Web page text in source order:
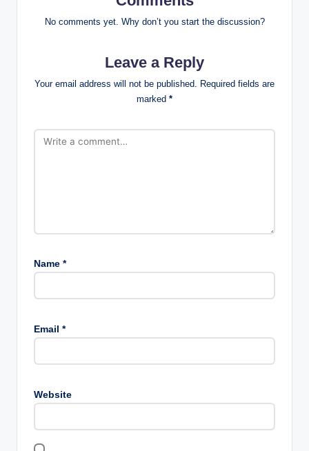
No comments yet. Why don’t you start the discussion?
Leave a Reply
Your email address will not be published. Required fields are
marked *
Name *
Email *
Website